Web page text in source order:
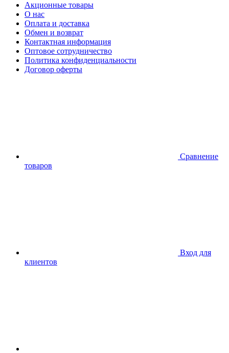
Акционные товары
О нас
Оплата и доставка
Обмен и возврат
Контактная информация
Оптовое сотрудничество
Политика конфиденциальности
Договор оферты
Сравнение
товаров
Вход для
клиентов